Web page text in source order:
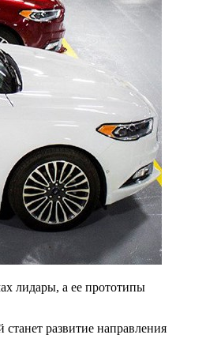
лидары, а ее прототипы
развитие направления